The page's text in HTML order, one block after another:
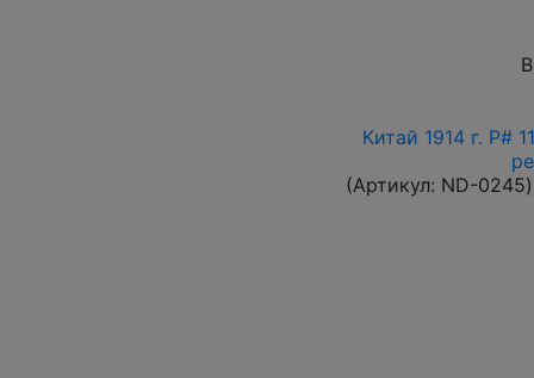
Китай 1914 г. P#
(Артикул: ND-0245)